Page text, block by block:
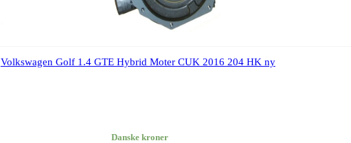
Volkswagen Golf 1.4 GTE Hybrid Moter CUK 2016 204 HK ny
Danske kroner